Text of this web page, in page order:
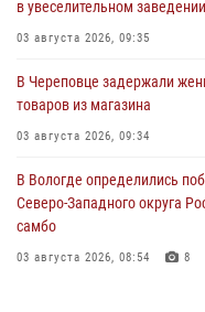
в увеселительном заведении
03 августа 2026, 09:35
В Череповце задержали
товаров из магазина
03 августа 2026, 09:34
В Вологде определились
Северо-Западного округа
самбо
03 августа 2026, 08:54 8